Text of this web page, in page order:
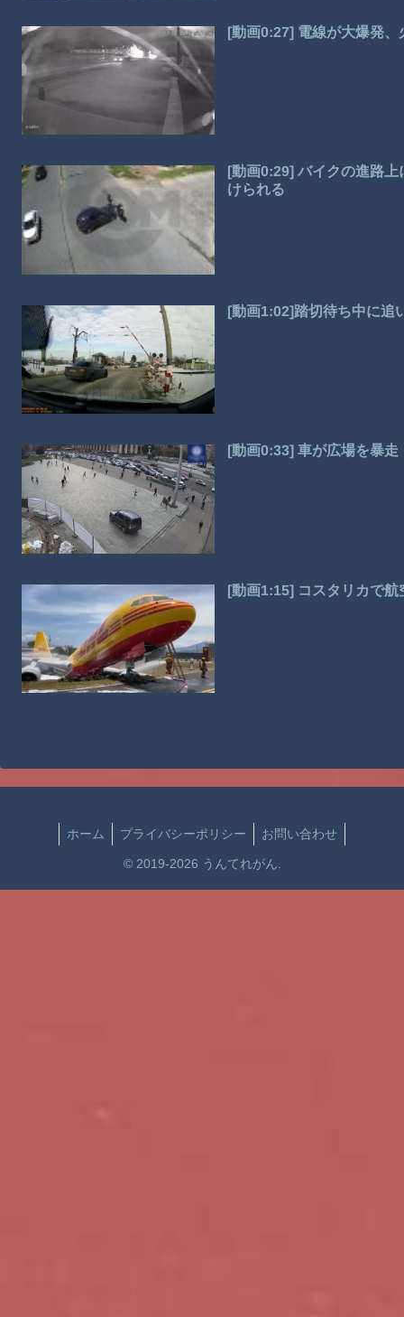
[動画0:27] 電線が大爆発
[動画0:29] バイクの進路
けられる
[動画1:02]踏切待ち中に追
[動画0:33] 車が広場を暴
[動画1:15] コスタリカで
ホーム プライバシーポリシー お問い合わせ
© 2019-2026 うんてれがん.